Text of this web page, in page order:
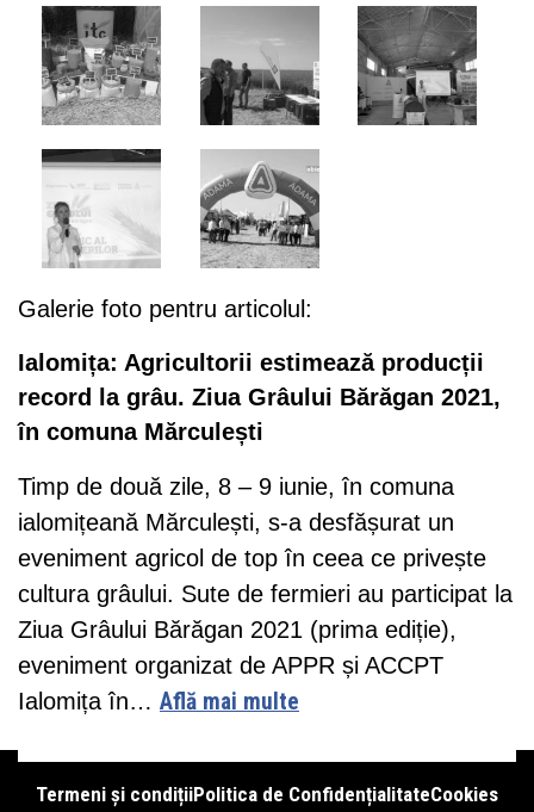
Galerie foto pentru articolul:
Ialomița: Agricultorii estimează producții
record la grâu. Ziua Grâului Bărăgan 2021,
în comuna Mărculești
Timp de două zile, 8 – 9 iunie, în comuna
ialomițeană Mărculești, s-a desfășurat un
eveniment agricol de top în ceea ce privește
cultura grâului. Sute de fermieri au participat la
Ziua Grâului Bărăgan 2021 (prima ediție),
eveniment organizat de APPR și ACCPT
Ialomița în… Află mai multe
Termeni și condițiiPolitica de ConfidențialitateCookies